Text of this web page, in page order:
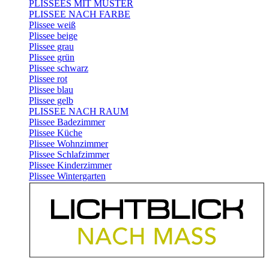
PLISSEES MIT MUSTER
PLISSEE NACH FARBE
Plissee weiß
Plissee beige
Plissee grau
Plissee grün
Plissee schwarz
Plissee rot
Plissee blau
Plissee gelb
PLISSEE NACH RAUM
Plissee Badezimmer
Plissee Küche
Plissee Wohnzimmer
Plissee Schlafzimmer
Plissee Kinderzimmer
Plissee Wintergarten